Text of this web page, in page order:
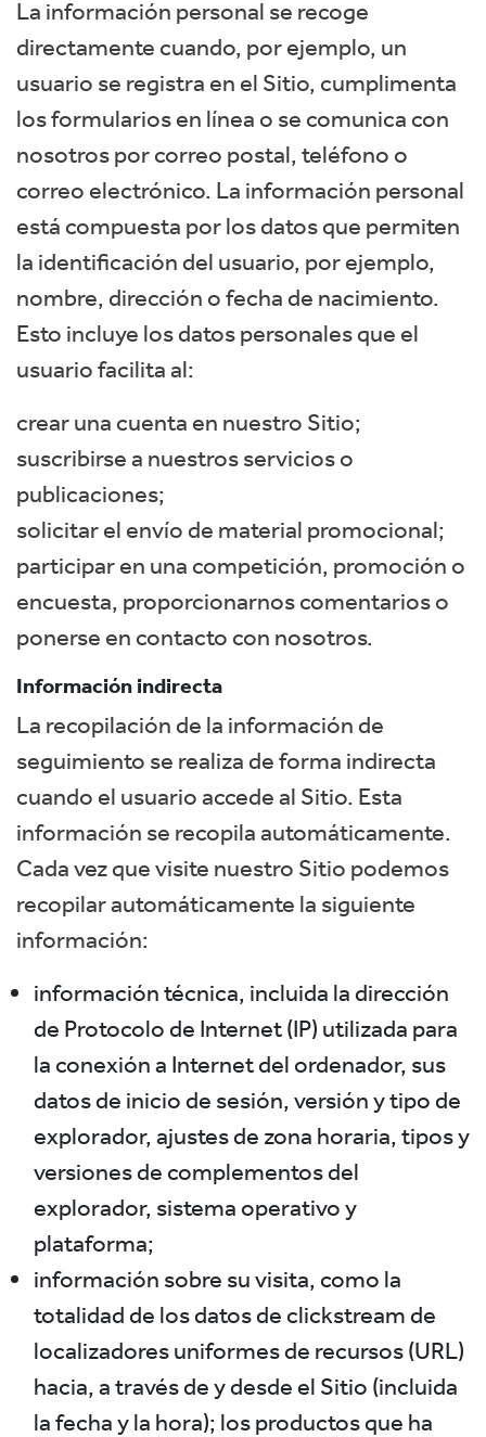
La información personal se recoge
directamente cuando, por ejemplo, un
usuario se registra en el Sitio, cumplimenta
los formularios en línea o se comunica con
nosotros por correo postal, teléfono o
correo electrónico. La información personal
está compuesta por los datos que permiten
la identificación del usuario, por ejemplo,
nombre, dirección o fecha de nacimiento.
Esto incluye los datos personales que el
usuario facilita al:
crear una cuenta en nuestro Sitio;
suscribirse a nuestros servicios o
publicaciones;
solicitar el envío de material promocional;
participar en una competición, promoción o
encuesta, proporcionarnos comentarios o
ponerse en contacto con nosotros.
Información indirecta
La recopilación de la información de
seguimiento se realiza de forma indirecta
cuando el usuario accede al Sitio. Esta
información se recopila automáticamente.
Cada vez que visite nuestro Sitio podemos
recopilar automáticamente la siguiente
información:
información técnica, incluida la dirección
de Protocolo de Internet (IP) utilizada para
la conexión a Internet del ordenador, sus
datos de inicio de sesión, versión y tipo de
explorador, ajustes de zona horaria, tipos y
versiones de complementos del
explorador, sistema operativo y
plataforma;
información sobre su visita, como la
totalidad de los datos de clickstream de
localizadores uniformes de recursos (URL)
hacia, a través de y desde el Sitio (incluida
la fecha y la hora); los productos que ha